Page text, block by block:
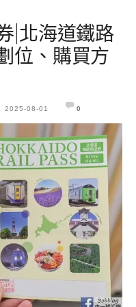
|北海道鐵路
位、購買方
2025-08-01 0